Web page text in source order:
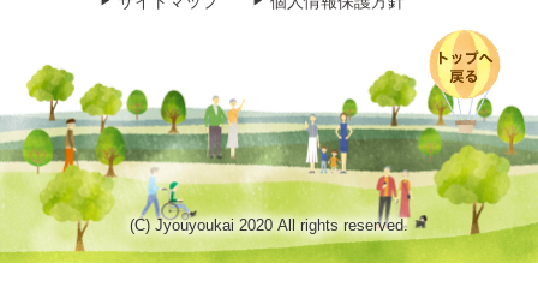
(C) Jyouyoukai 2020 All rights reserved.